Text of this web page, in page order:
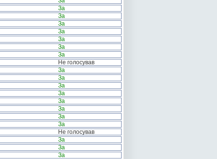
За
За
За
За
За
За
За
Не голосував
За
За
За
За
За
За
За
За
Не голосував
За
За
За